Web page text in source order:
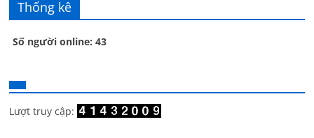
Bác sĩ Hoa
Bác sĩ Stephen Mak
Bác Đạt
Bạch Cúc
Thống kê
Số người online: 43
Lượt truy cập: